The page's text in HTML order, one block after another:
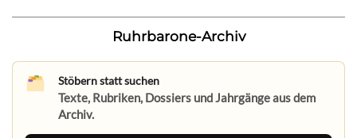
Ruhrbarone-Archiv
Stöbern statt suchen
Texte, Rubriken, Dossiers und Jahrgänge aus dem
Archiv.